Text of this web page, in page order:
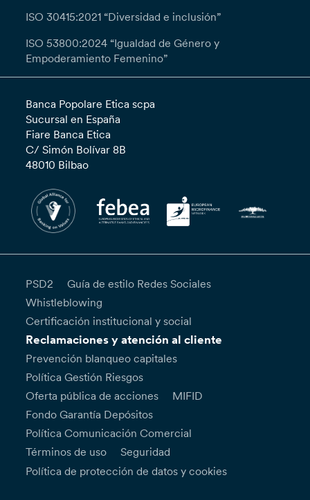
ISO 30415:2021 “Diversidad e inclusión”
ISO 53800:2024 “Igualdad de Género y
Empoderamiento Femenino”
Banca Popolare Etica scpa
Sucursal en España
Fiare Banca Etica
C/ Simón Bolívar 8B
48010 Bilbao
PSD2
Guía de estilo Redes Sociales
Whistleblowing
Certificación institucional y social
Reclamaciones y atención al cliente
Prevención blanqueo capitales
Política Gestión Riesgos
Oferta pública de acciones
MIFID
Fondo Garantía Depósitos
Política Comunicación Comercial
Términos de uso
Seguridad
Política de protección de datos y cookies